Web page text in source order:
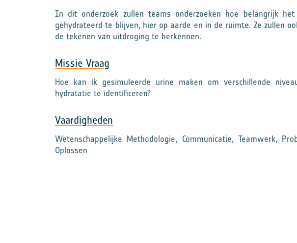
In dit onderzoek zullen teams onderzoeken hoe belangrijk
gehydrateerd te blijven, hier op aarde en in de ruimte. Ze zullen
de tekenen van uitdroging te herkennen.
Missie Vraag
Hoe kan ik gesimuleerde urine maken om verschillende
hydratatie te identificeren?
Vaardigheden
Wetenschappelijke Methodologie, Communicatie, Teamwerk,
Oplossen